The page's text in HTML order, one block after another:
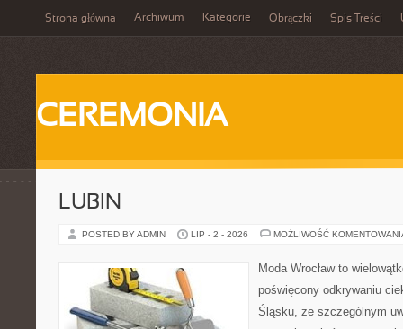
Strona główna Archiwum Kategorie Obrączki Spis Treści
CEREMONIA
LUBIN
POSTED BY ADMIN LIP - 2 - 2026 MOŻLIWOŚĆ
Moda Wrocław to
poświęcony odkrywaniu
Śląsku, ze szczególnym